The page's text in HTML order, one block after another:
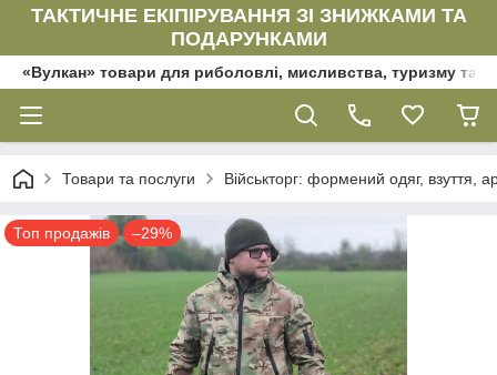
ТАКТИЧНЕ ЕКІПІРУВАННЯ ЗІ ЗНИЖКАМИ ТА
ПОДАРУНКАМИ
«Вулкан» товари для риболовлі, мисливства, туризму та
Товари та послуги Військторг: формений одяг, взуття,
Топ продажів –29%